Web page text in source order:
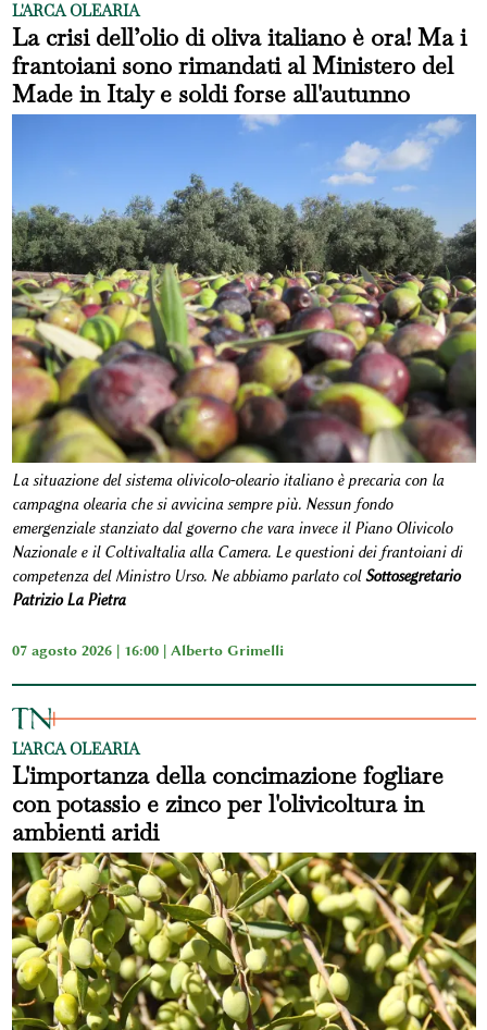
L'ARCA OLEARIA
La crisi dell’olio di oliva italiano è ora! Ma i
frantoiani sono rimandati al Ministero del
Made in Italy e soldi forse all'autunno
La situazione del sistema olivicolo-oleario italiano è precaria con la
campagna olearia che si avvicina sempre più. Nessun fondo
emergenziale stanziato dal governo che vara invece il Piano Olivicolo
Nazionale e il ColtivaItalia alla Camera. Le questioni dei frantoiani di
competenza del Ministro Urso. Ne abbiamo parlato colSottosegretario
Patrizio La Pietra
07 agosto 2026 | 16:00 | Alberto Grimelli
L'ARCA OLEARIA
L'importanza della concimazione fogliare
con potassio e zinco per l'olivicoltura in
ambienti aridi